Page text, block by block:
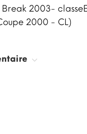
Break 2003-
2000 - CL)